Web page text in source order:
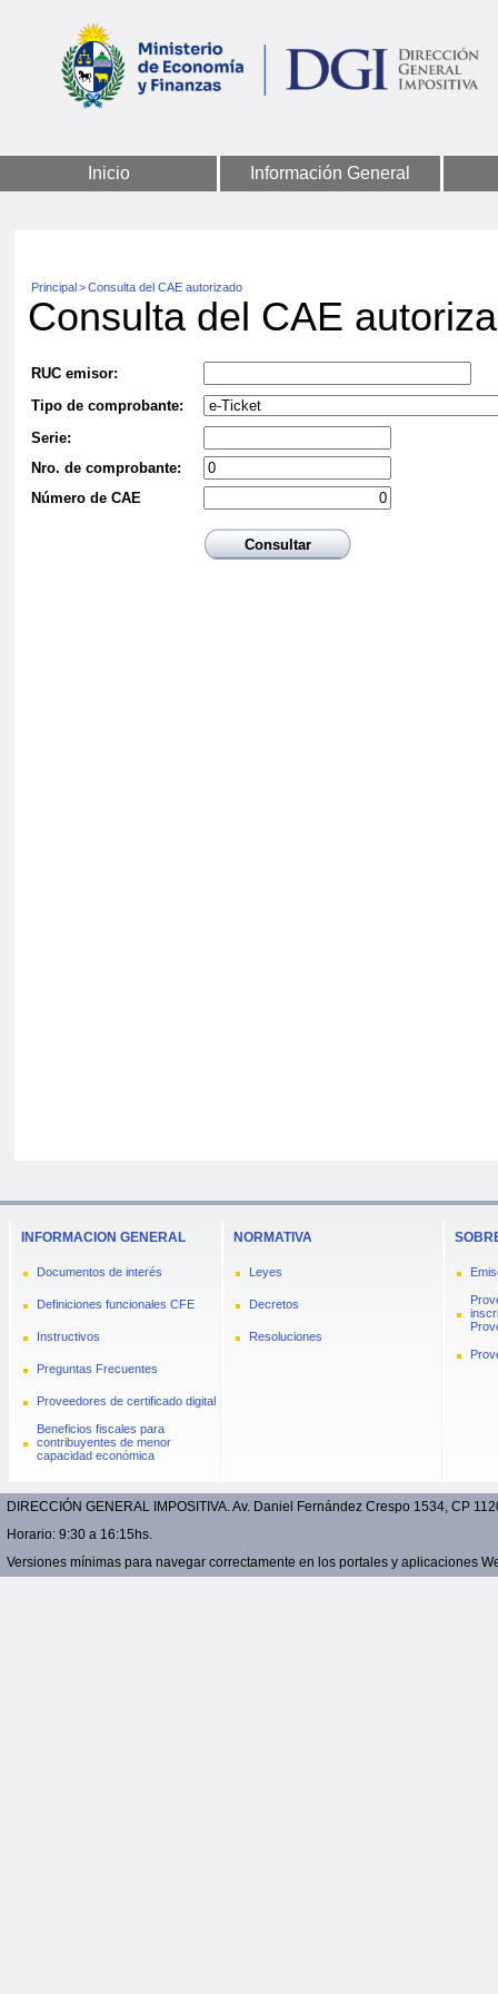
Inicio Información General
Principal>Consulta del CAE autorizado
Consulta del CAE
INFORMACION GENERAL
Documentos de interés
Definiciones funcionales CFE
Instructivos
Preguntas Frecuentes
Proveedores de certificado digital
Beneficios fiscales para
contribuyentes de menor
capacidad económica
NORMATIVA
Leyes
Decretos
Resoluciones
DIRECCIÓN GENERAL IMPOSITIVA. Av. Daniel Fernández Crespo 1534, CP
Horario: 9:30 a 16:15hs.
Versiones mínimas para navegar correctamente en los portales y aplicaciones